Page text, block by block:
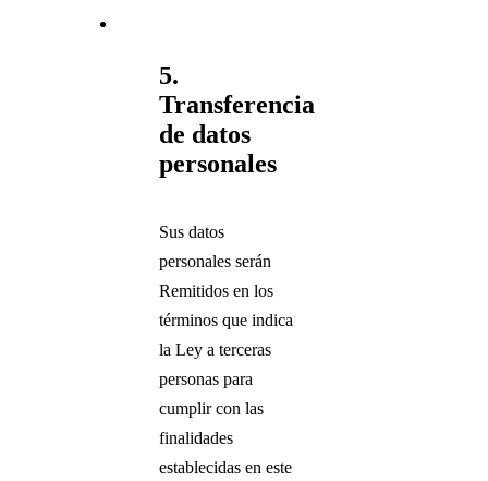
5.
Transferencia
de datos
personales
Sus datos
personales serán
Remitidos en los
términos que indica
la Ley a terceras
personas para
cumplir con las
finalidades
establecidas en este